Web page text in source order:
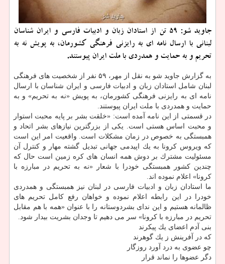
جاوید شو: 59 تن از استادان زبان و ادبیات فارسی و ایران شناسان
لبنانی با ارسال نامه ای به رایزنی فرهنگی كشورمان، به پویش نه به
تحریم و به حمایت و همدردی با ملت ایران پیوستند.
به گزارش جاوید شو به نقل از مهر، ۵۹ نفر از شخصیت های فرهنگی
لبنان شامل استادان زبان و ادبیات فارسی و ایران شناسان با ارسال
نامه ای به رایزنی فرهنگی كشورمان، به پویش «نه به تحریم» و به
حمایت و همدردی با ملت ایران پیوستند.
در قسمتی از این نامه آمده است: «خلقت بشر بر پایه محبت استوار
و محبت اساس هستی است. یكی از بزرگترین نیازهای بشر اتحاد و
همبستگی به خصوص در زمان مشكلات است. واقعیت امر این است
كه ویروس كرونا به یك اپیدمی جهانی تبدیل گشته مهار و كنترل آن
مسئولیت مشترك بر دوش همه انسان های كره زمین است حال كه
چندین كشور همبستگی خودرا با شعار «نه به تحریم در مبارزه با
كرونا» اعلام نموده اند.
ما استادان زبان و ادبیات فارسی در لبنان نیز همبستگی و همدردی
خودرا در این رابطه اعلام نموده و خواهان رفع كامل تحریم های
ظالمانه هستیم و این ندای بشردوستانه را با عنوان «همه با هم مقابل
تحریم در مبارزه با كرونا» سر می دهیم تا وجدان بشریت بیدار شود.
بنی آدم اعضای یك پیكرند
كه در آفرینش ز یك گوهرند
چو عضوی به درد آورد روزگار
دگر عضوها را نماند قرار